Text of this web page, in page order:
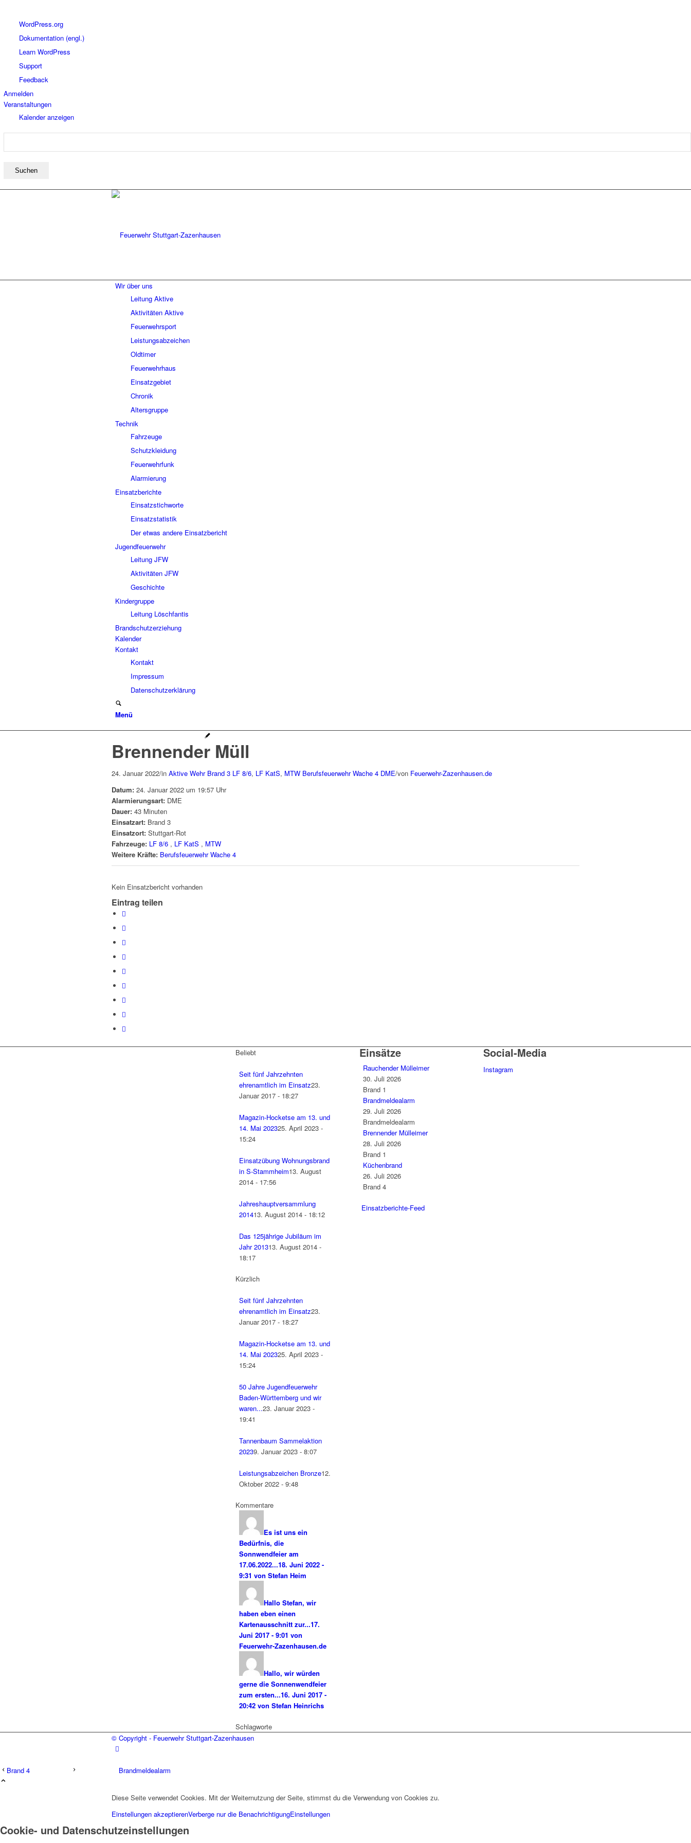
WordPress
WordPress.org
Dokumentation (engl.)
Learn WordPress
Support
Feedback
Anmelden
Veranstaltungen
Kalender anzeigen
Suchen
Wir über uns
Leitung Aktive
Aktivitäten Aktive
Feuerwehrsport
Leistungsabzeichen
Oldtimer
Feuerwehrhaus
Einsatzgebiet
Chronik
Altersgruppe
Technik
Fahrzeuge
Schutzkleidung
Feuerwehrfunk
Alarmierung
Einsatzberichte
Einsatzstichworte
Einsatzstatistik
Der etwas andere Einsatzbericht
Jugendfeuerwehr
Leitung JFW
Aktivitäten JFW
Geschichte
Kindergruppe
Leitung Löschfantis
Brandschutzerziehung
Kalender
Kontakt
Kontakt
Impressum
Datenschutzerklärung
Menü
Brennender Müll
24. Januar 2022/in Aktive Wehr Brand 3 LF 8/6, LF KatS, MTW Berufsfeuerwehr Wache 4 DME/von Feuerwehr-Zazenhausen.de
Datum: 24. Januar 2022 um 19:57 Uhr
Alarmierungsart: DME
Dauer: 43 Minuten
Einsatzart: Brand 3
Einsatzort: Stuttgart-Rot
Fahrzeuge: LF 8/6 , LF KatS , MTW
Weitere Kräfte: Berufsfeuerwehr Wache 4
Kein Einsatzbericht vorhanden
Eintrag teilen
Beliebt
Seit fünf Jahrzehnten
ehrenamtlich im Einsatz23.
Januar 2017 - 18:27
Magazin-Hocketse am 13. und
14. Mai 202325. April 2023 -
15:24
Einsatzübung Wohnungsbrand
in S-Stammheim13. August
2014 - 17:56
Jahreshauptversammlung
201413. August 2014 - 18:12
Das 125jährige Jubiläum im
Jahr 201313. August 2014 -
18:17
Kürzlich
Seit fünf Jahrzehnten
ehrenamtlich im Einsatz23.
Januar 2017 - 18:27
Magazin-Hocketse am 13. und
14. Mai 202325. April 2023 -
15:24
50 Jahre Jugendfeuerwehr
Baden-Württemberg und wir
waren...23. Januar 2023 -
19:41
Tannenbaum Sammelaktion
20239. Januar 2023 - 8:07
Leistungsabzeichen Bronze12.
Oktober 2022 - 9:48
Kommentare
Es ist uns ein
Bedürfnis, die
Sonnwendfeier am
17.06.2022...18. Juni 2022 -
9:31 von Stefan Heim
Hallo Stefan, wir
haben eben einen
Kartenausschnitt zur...17.
Juni 2017 - 9:01 von
Feuerwehr-Zazenhausen.de
Hallo, wir würden
gerne die Sonnenwendfeier
zum ersten...16. Juni 2017 -
20:42 von Stefan Heinrichs
Schlagworte
Einsätze
Rauchender Mülleimer
30. Juli 2026
Brand 1
Brandmeldealarm
29. Juli 2026
Brandmeldealarm
Brennender Mülleimer
28. Juli 2026
Brand 1
Küchenbrand
26. Juli 2026
Brand 4
Einsatzberichte-Feed
Social-Media
Instagram
© Copyright - Feuerwehr Stuttgart-Zazenhausen
Brand 4 Brandmeldealarm
Diese Seite verwendet Cookies. Mit der Weiternutzung der Seite, stimmst du die Verwendung von Cookies zu.
Einstellungen akzeptierenVerberge nur die BenachrichtigungEinstellungen
Cookie- und Datenschutzeinstellungen